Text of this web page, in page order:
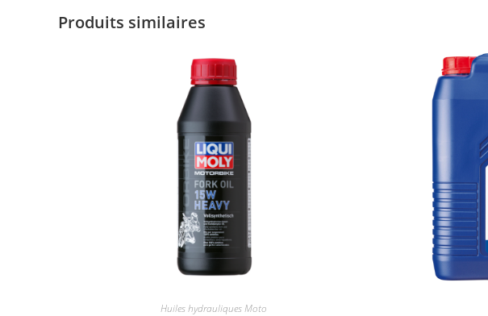
Produits similaires
Huiles hydrauliques Moto